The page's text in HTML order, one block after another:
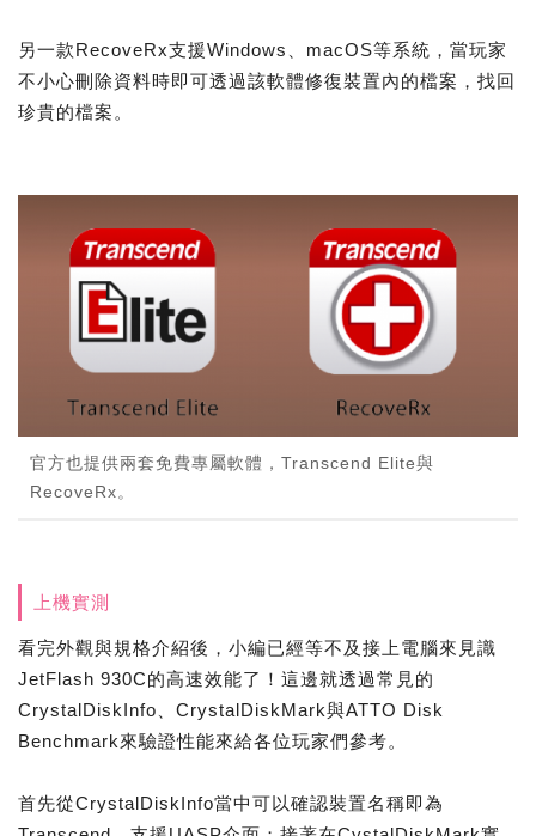
另一款RecoveRx支援Windows、macOS等系統，當玩家
不小心刪除資料時即可透過該軟體修復裝置內的檔案，找回
珍貴的檔案。
官方也提供兩套免費專屬軟體，Transcend Elite與
RecoveRx。
上機實測
看完外觀與規格介紹後，小編已經等不及接上電腦來見識
JetFlash 930C的高速效能了！這邊就透過常見的
CrystalDiskInfo、CrystalDiskMark與ATTO Disk
Benchmark來驗證性能來給各位玩家們參考。
首先從CrystalDiskInfo當中可以確認裝置名稱即為